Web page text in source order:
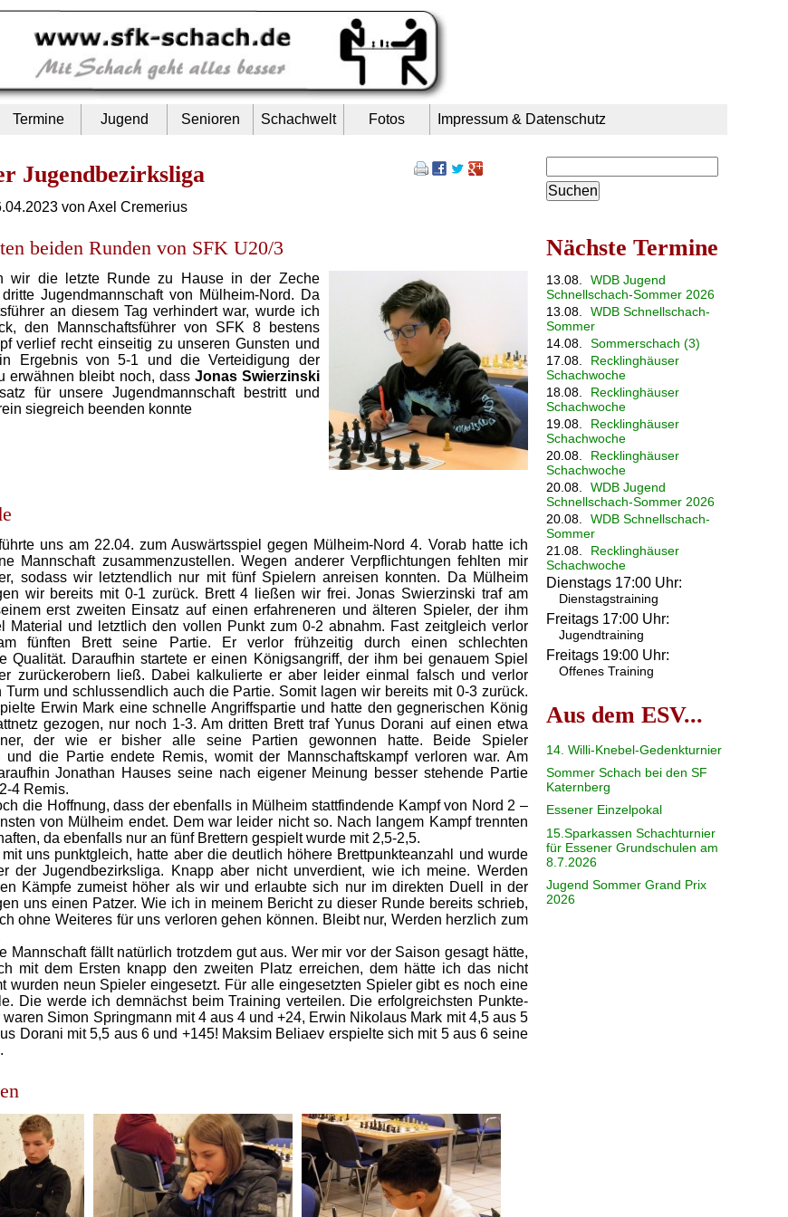
Termine Jugend Senioren Schachwelt Fotos Impressum & Datenschutz
Jugendbezirksliga
von Axel Cremerius
beiden Runden von SFK U20/3
wir die letzte Runde zu Hause in der Zeche
Jugendmannschaft von Mülheim-Nord. Da
an diesem Tag verhindert war, wurde ich
den Mannschaftsführer von SFK 8 bestens
verlief recht einseitig zu unseren Gunsten und
Ergebnis von 5-1 und die Verteidigung der
erwähnen bleibt noch, dass Jonas Swierzinski
für unsere Jugendmannschaft bestritt und
siegreich beenden konnte
uns am 22.04. zum Auswärtsspiel gegen Mülheim-Nord 4. Vorab hatte ich
Mannschaft zusammenzustellen. Wegen anderer Verpflichtungen fehlten mir
sodass wir letztendlich nur mit fünf Spielern anreisen konnten. Da Mülheim
wir bereits mit 0-1 zurück. Brett 4 ließen wir frei. Jonas Swierzinski traf am
erst zweiten Einsatz auf einen erfahreneren und älteren Spieler, der ihm
Material und letztlich den vollen Punkt zum 0-2 abnahm. Fast zeitgleich verlor
fünften Brett seine Partie. Er verlor frühzeitig durch einen schlechten
Qualität. Daraufhin startete er einen Königsangriff, der ihm bei genauem Spiel
zurückerobern ließ. Dabei kalkulierte er aber leider einmal falsch und verlor
Turm und schlussendlich auch die Partie. Somit lagen wir bereits mit 0-3 zurück.
Erwin Mark eine schnelle Angriffspartie und hatte den gegnerischen König
gezogen, nur noch 1-3. Am dritten Brett traf Yunus Dorani auf einen etwa
der wie er bisher alle seine Partien gewonnen hatte. Beide Spieler
und die Partie endete Remis, womit der Mannschaftskampf verloren war. Am
Jonathan Hauses seine nach eigener Meinung besser stehende Partie
4 Remis.
die Hoffnung, dass der ebenfalls in Mülheim stattfindende Kampf von Nord 2 –
von Mülheim endet. Dem war leider nicht so. Nach langem Kampf trennten
da ebenfalls nur an fünf Brettern gespielt wurde mit 2,5-2,5.
uns punktgleich, hatte aber die deutlich höhere Brettpunkteanzahl und wurde
der Jugendbezirksliga. Knapp aber nicht unverdient, wie ich meine. Werden
Kämpfe zumeist höher als wir und erlaubte sich nur im direkten Duell in der
uns einen Patzer. Wie ich in meinem Bericht zu dieser Runde bereits schrieb,
ohne Weiteres für uns verloren gehen können. Bleibt nur, Werden herzlich zum
Mannschaft fällt natürlich trotzdem gut aus. Wer mir vor der Saison gesagt hätte,
mit dem Ersten knapp den zweiten Platz erreichen, dem hätte ich das nicht
wurden neun Spieler eingesetzt. Für alle eingesetzten Spieler gibt es noch eine
Die werde ich demnächst beim Training verteilen. Die erfolgreichsten Punkte-
Simon Springmann mit 4 aus 4 und +24, Erwin Nikolaus Mark mit 4,5 aus 5
Dorani mit 5,5 aus 6 und +145! Maksim Beliaev erspielte sich mit 5 aus 6 seine
Nächste Termine
13.08.
WDB Jugend
Schnellschach-Sommer 2026
13.08.
WDB Schnellschach-
Sommer
14.08.
Sommerschach (3)
17.08.
Recklinghäuser
Schachwoche
18.08.
Recklinghäuser
Schachwoche
19.08.
Recklinghäuser
Schachwoche
20.08.
Recklinghäuser
Schachwoche
20.08.
WDB Jugend
Schnellschach-Sommer 2026
20.08.
WDB Schnellschach-
Sommer
21.08.
Recklinghäuser
Schachwoche
Dienstags 17:00 Uhr:
Dienstagstraining
Freitags 17:00 Uhr:
Jugendtraining
Freitags 19:00 Uhr:
Offenes Training
Aus dem ESV...
14. Willi-Knebel-Gedenkturnier
Sommer Schach bei den SF
Katernberg
Essener Einzelpokal
15.Sparkassen Schachturnier
für Essener Grundschulen am
8.7.2026
Jugend Sommer Grand Prix
2026